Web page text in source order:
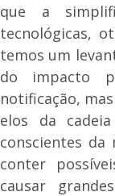
que a
tecnológicas,
temos um
do impacto
notificação,
elos da
conscientes
conter
causar